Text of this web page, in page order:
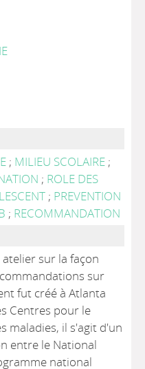
; MILIEU SCOLAIRE ;
; ROLE DES
; PREVENTION
; RECOMMANDATION
sur la façon
sur
fut créé à Atlanta
Centres pour le
maladies, il s'agit d'un
entre le National
national